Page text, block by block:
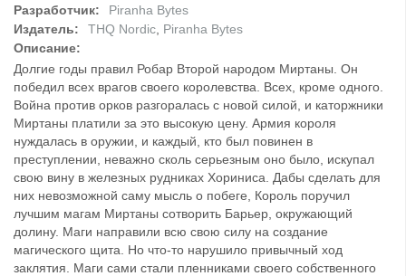
Разработчик:
Piranha Bytes
Издатель:
THQ Nordic Piranha Bytes
Описание:
Долгие годы правил Робар Второй народом Миртаны. Он
победил всех врагов своего королевства. Всех, кроме одного.
Война против орков разгоралась с новой силой, и каторжники
Миртаны платили за это высокую цену. Армия короля
нуждалась в оружии, и каждый, кто был повинен в
преступлении, неважно сколь серьезным оно было, искупал
свою вину в железных рудниках Хориниса. Дабы сделать для
них невозможной саму мысль о побеге, Король поручил
лучшим магам Миртаны сотворить Барьер, окружающий
долину. Маги направили всю свою силу на создание
магического щита. Но что-то нарушило привычный ход
заклятия. Маги сами стали пленниками своего собственного